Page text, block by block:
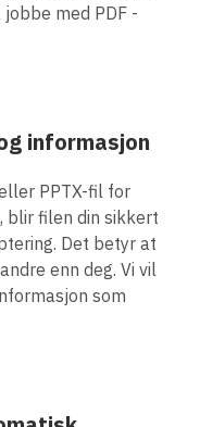
med PDF -
informasjon
PPTX-fil for
blir filen din sikkert
Det betyr at
enn deg. Vi vil
som